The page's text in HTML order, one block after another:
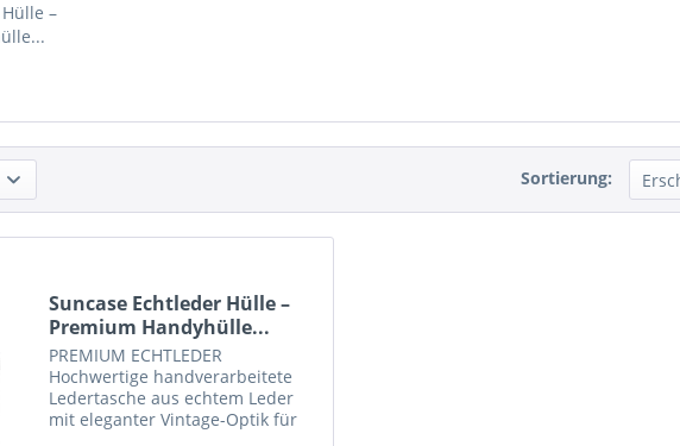
–
Sortierung:
Suncase Echtleder Hülle –
Premium Handyhülle...
PREMIUM ECHTLEDER
Hochwertige handverarbeitete
Ledertasche aus echtem Leder
mit eleganter Vintage-Optik für